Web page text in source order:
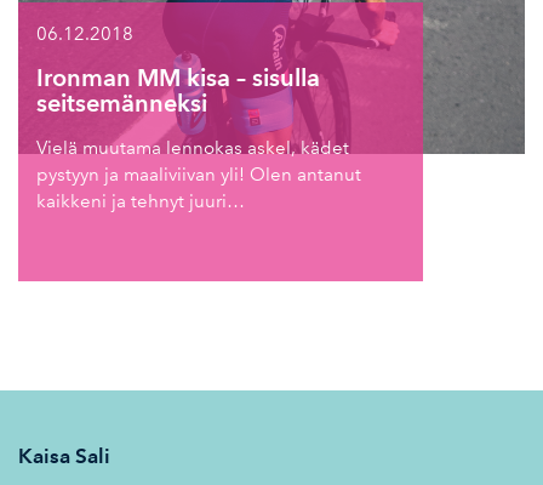
06.12.2018
Ironman MM kisa – sisulla
seitsemänneksi
Vielä muutama lennokas askel, kädet
pystyyn ja maaliviivan yli! Olen antanut
kaikkeni ja tehnyt juuri…
Kaisa Sali